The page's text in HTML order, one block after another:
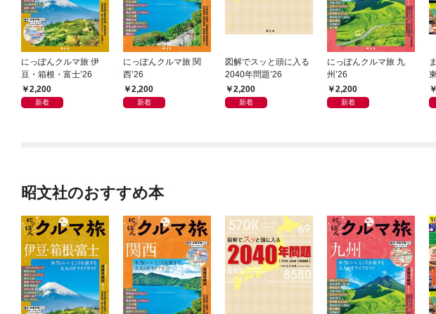
にっぽんクルマ旅 伊
豆・箱根・富士’26
2,200
新着
にっぽんクルマ旅 関
西’26
2,200
新着
図解でスッと頭に入る
2040年問題’26
2,200
新着
にっぽんクルマ旅 九
州’26
2,200
新着
昭文社のおすすめ本